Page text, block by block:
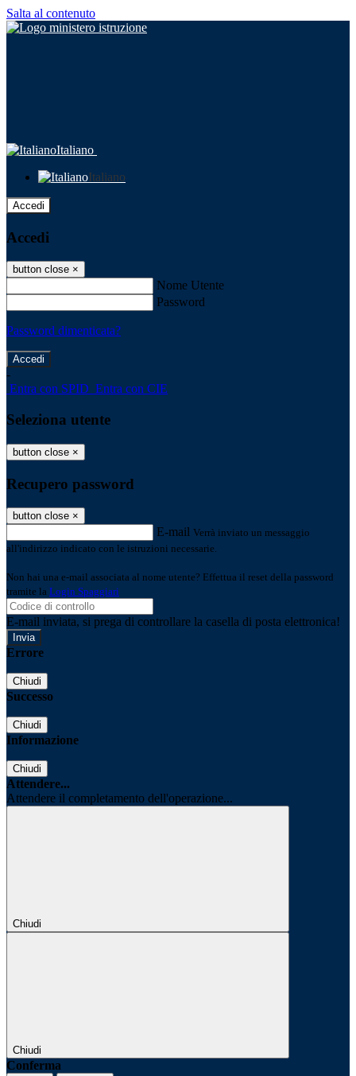
Salta al contenuto
Italiano
Italiano
Accedi
Accedi
button close ×
Nome Utente
Password
Password dimenticata?
-
Entra con SPID Entra con CIE
Seleziona utente
button close ×
Recupero password
button close ×
E-mail Verrà inviato un messaggio
all'indirizzo indicato con le istruzioni necessarie.
Non hai una e-mail associata al nome utente? Effettua il reset della password
tramite la Login Spaggiari
E-mail inviata, si prega di controllare la casella di posta elettronica!
Errore
Chiudi
Successo
Chiudi
Informazione
Chiudi
Attendere...
Attendere il completamento dell'operazione...
Chiudi
Chiudi
Conferma